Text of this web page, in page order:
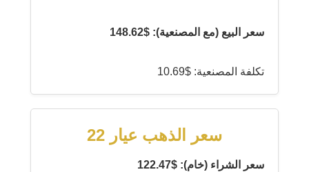
سعر البيع (مع المصنعية): $148.62
تكلفة المصنعية: $10.69
سعر الذهب عيار 22
سعر الشراء (خام): $122.47